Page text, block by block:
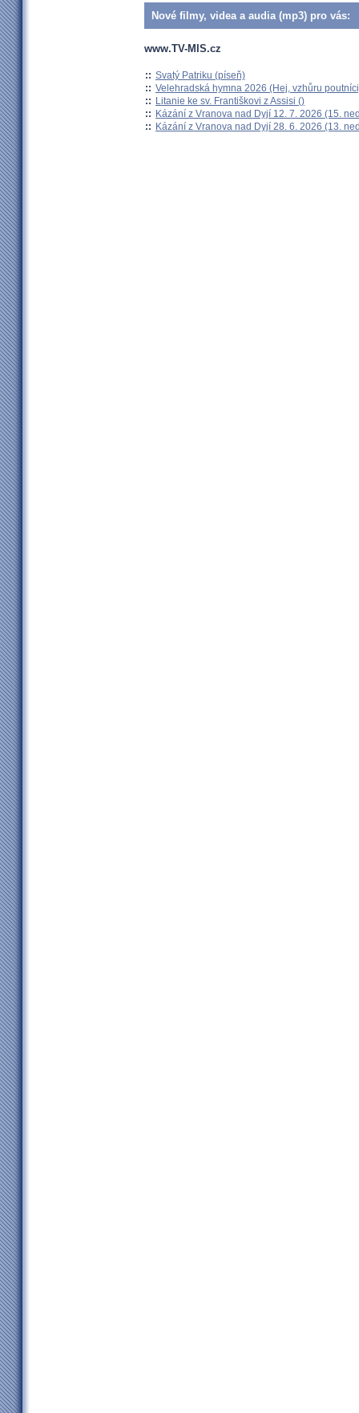
Nové filmy, videa a audia (mp3) pro vás:
www.TV-MIS.cz
:: Svatý Patriku (píseň)
:: Velehradská hymna 2026 (Hej, vzhůru
:: Litanie ke sv. Františkovi z Assisi ()
:: Kázání z Vranova nad Dyjí 12. 7. 2026 (15.
:: Kázání z Vranova nad Dyjí 28. 6. 2026 (13.